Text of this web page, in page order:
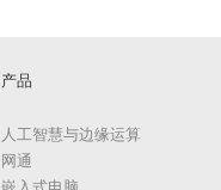
产品
人工智慧与边缘运算
网通